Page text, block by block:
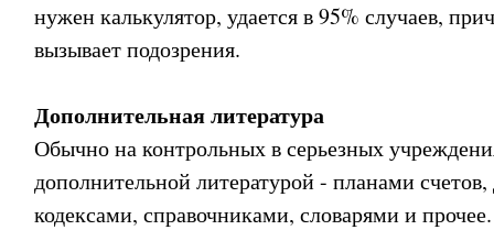
нужен калькулятор, удается в 95% случаев,
вызывает подозрения.
Дополнительная литература
Обычно на контрольных в серьезных
дополнительной литературой - планами
кодексами, справочниками, словарями и